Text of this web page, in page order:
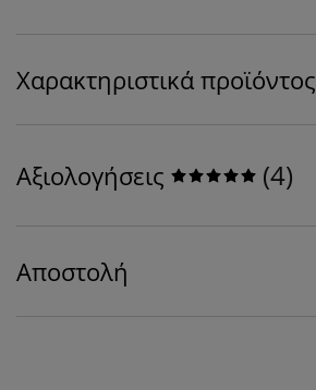
Χαρακτηριστικά προϊόντος
Αξιολογήσεις (4)
Αποστολή